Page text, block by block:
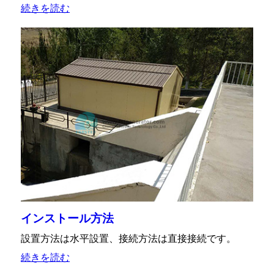
続きを読む
インストール方法
設置方法は水平設置、接続方法は直接接続です。
続きを読む